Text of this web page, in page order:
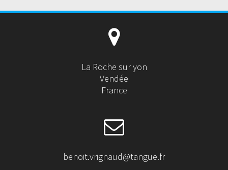
La Roche sur yon
Vendée
France
benoit.vrignaud@tangue.fr